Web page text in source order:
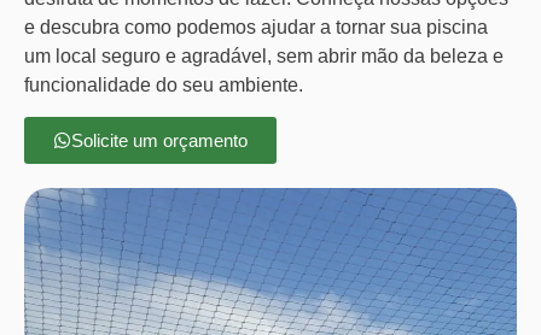
e descubra como podemos ajudar a tornar sua piscina
um local seguro e agradável, sem abrir mão da beleza e
funcionalidade do seu ambiente.
Solicite um orçamento